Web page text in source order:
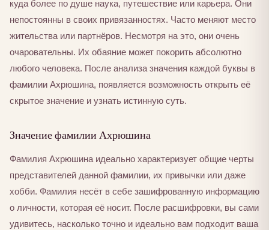
куда более по душе наука, путешествие или карьера. Они
непостоянны в своих привязанностях. Часто меняют место
жительства или партнёров. Несмотря на это, они очень
очаровательны. Их обаяние может покорить абсолютно
любого человека. После анализа значения каждой буквы в
фамилии Ахрюшина, появляется возможность открыть её
скрытое значение и узнать истинную суть.
Значение фамилии Ахрюшина
Фамилия Ахрюшина идеально характеризует общие черты
представителей данной фамилии, их привычки или даже
хобби. Фамилия несёт в себе зашифрованную информацию
о личности, которая её носит. После расшифровки, вы сами
удивитесь, насколько точно и идеально вам подходит ваша